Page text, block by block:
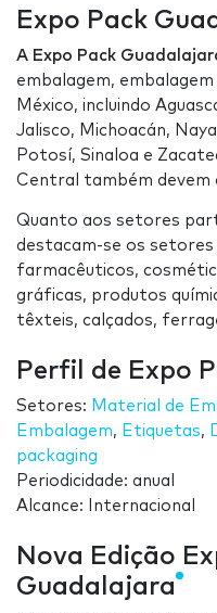
Expo Pack
A Expo Pack
embalagem,
México, incluindo
Jalisco, Michoacán,
Potosí, Sinaloa e
Central também devem
Quanto aos setores
destacam-se os
farmacêuticos,
gráficas, produtos
têxteis, calçados,
Perfil de Expo
Setores: Material de
Embalagem, Etiquetas,
packaging
Periodicidade: anual
Alcance: Internacional
Nova Edição
Guadalajara